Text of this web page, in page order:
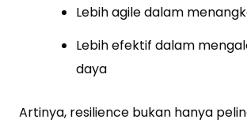
Lebih agile dalam
Lebih efektif dalam
daya
Artinya, resilience bukan hanya